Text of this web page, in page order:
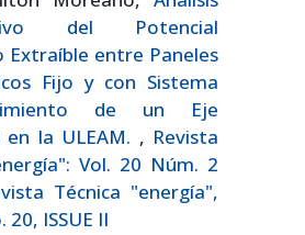
del Potencial
Extraíble entre Paneles
Fijo y con Sistema
de un Eje
en la ULEAM. , Revista
Vol. 20 Núm. 2
Técnica "energía",
20, ISSUE II